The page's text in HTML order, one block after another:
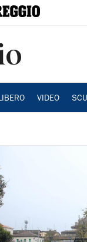
VIDEO